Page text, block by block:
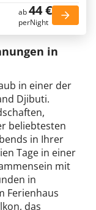
ab44 €
perNight
in
in einer der
Djibuti.
beliebtesten
in Ihrer
Tage in einer
mit
in
Ferienhaus
das